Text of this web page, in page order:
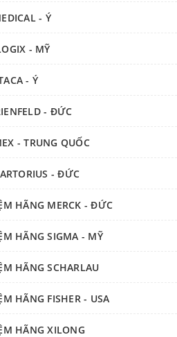
- Ý
- MỸ
- Ý
- ĐỨC
- TRUNG QUỐC
- ĐỨC
HÃNG MERCK - ĐỨC
HÃNG SIGMA - MỸ
HÃNG SCHARLAU
HÃNG FISHER - USA
HÃNG XILONG